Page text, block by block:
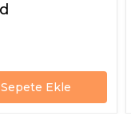
Sepete Ekle